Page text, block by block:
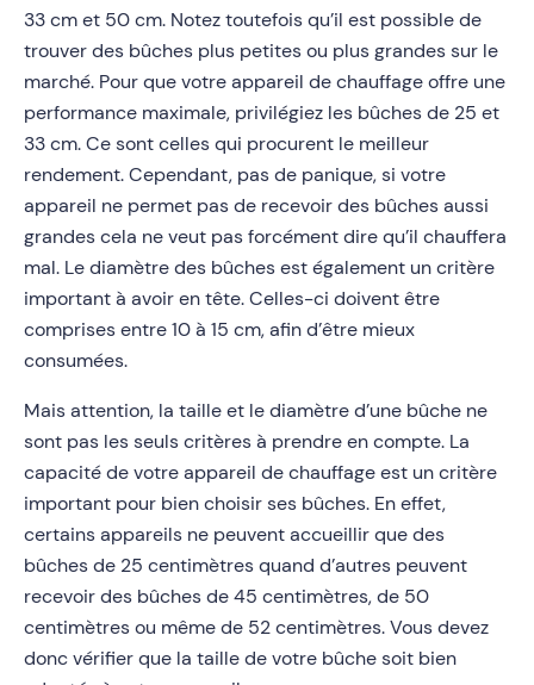
33 cm et 50 cm. Notez toutefois qu’il est possible de
trouver des bûches plus petites ou plus grandes sur le
marché. Pour que votre appareil de chauffage offre une
performance maximale, privilégiez les bûches de 25 et
33 cm. Ce sont celles qui procurent le meilleur
rendement. Cependant, pas de panique, si votre
appareil ne permet pas de recevoir des bûches aussi
grandes cela ne veut pas forcément dire qu’il chauffera
mal. Le diamètre des bûches est également un critère
important à avoir en tête. Celles-ci doivent être
comprises entre 10 à 15 cm, afin d’être mieux
consumées.
Mais attention, la taille et le diamètre d’une bûche ne
sont pas les seuls critères à prendre en compte. La
capacité de votre appareil de chauffage est un critère
important pour bien choisir ses bûches. En effet,
certains appareils ne peuvent accueillir que des
bûches de 25 centimètres quand d’autres peuvent
recevoir des bûches de 45 centimètres, de 50
centimètres ou même de 52 centimètres. Vous devez
donc vérifier que la taille de votre bûche soit bien